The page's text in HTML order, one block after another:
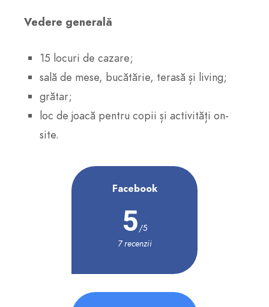
Vedere generală
15 locuri de cazare;
sală de mese, bucătărie, terasă și living;
grătar;
loc de joacă pentru copii și activități on-
site.
Facebook
5/5
7 recenzii